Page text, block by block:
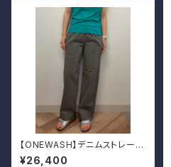
【ONEWASH】デニムストレート
パンツ
¥26,400